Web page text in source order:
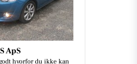
ApS
hvorfor du ikke kan